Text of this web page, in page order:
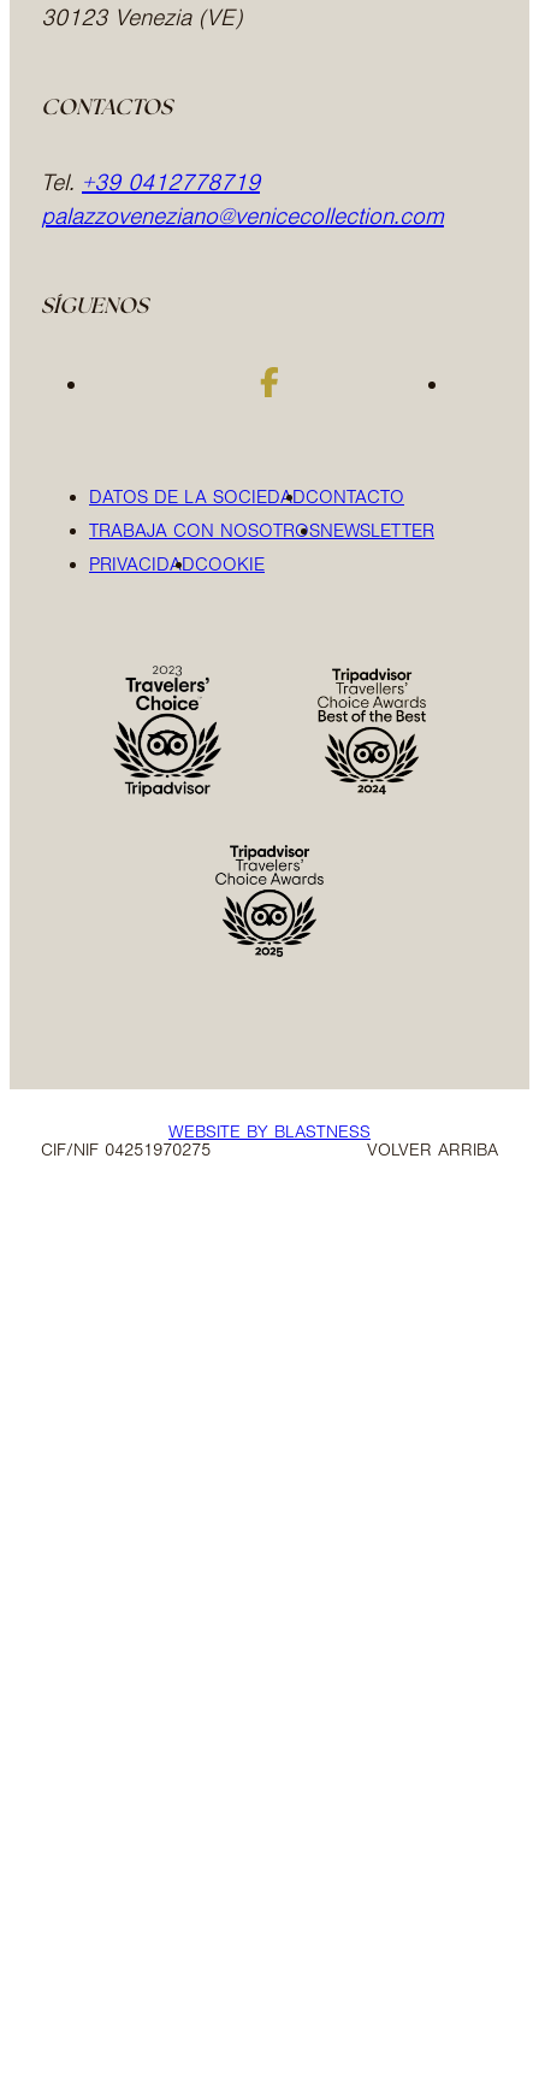
30123 Venezia (VE)
CONTACTOS
Tel. +39 0412778719
palazzoveneziano@venicecollection.com
SÍGUENOS
DATOS DE LA SOCIEDADCONTACTO
TRABAJA CON NOSOTROSNEWSLETTER
PRIVACIDADCOOKIE
CIF/NIF 04251970275
WEBSITE BY BLASTNESS
VOLVER ARRIBA